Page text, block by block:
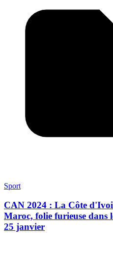
Sport
CAN 2024 : La Côte
Maroc, folie furieuse dans
25 janvier